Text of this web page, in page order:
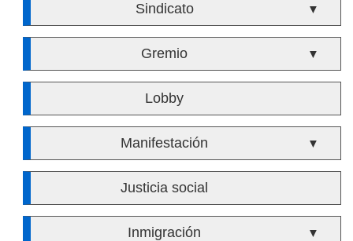
Sindicato ▼
Gremio ▼
Lobby
Manifestación ▼
Justicia social
Inmigración ▼